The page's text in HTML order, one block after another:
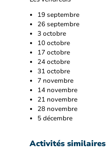
19 septembre
26 septembre
3 octobre
10 octobre
17 octobre
24 octobre
31 octobre
7 novembre
14 novembre
21 novembre
28 novembre
5 décembre
Activités similaires